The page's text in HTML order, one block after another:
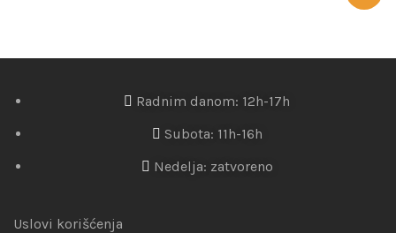
Radnim danom: 12h-17h
Subota: 11h-16h
Nedelja: zatvoreno
Uslovi korišćenja